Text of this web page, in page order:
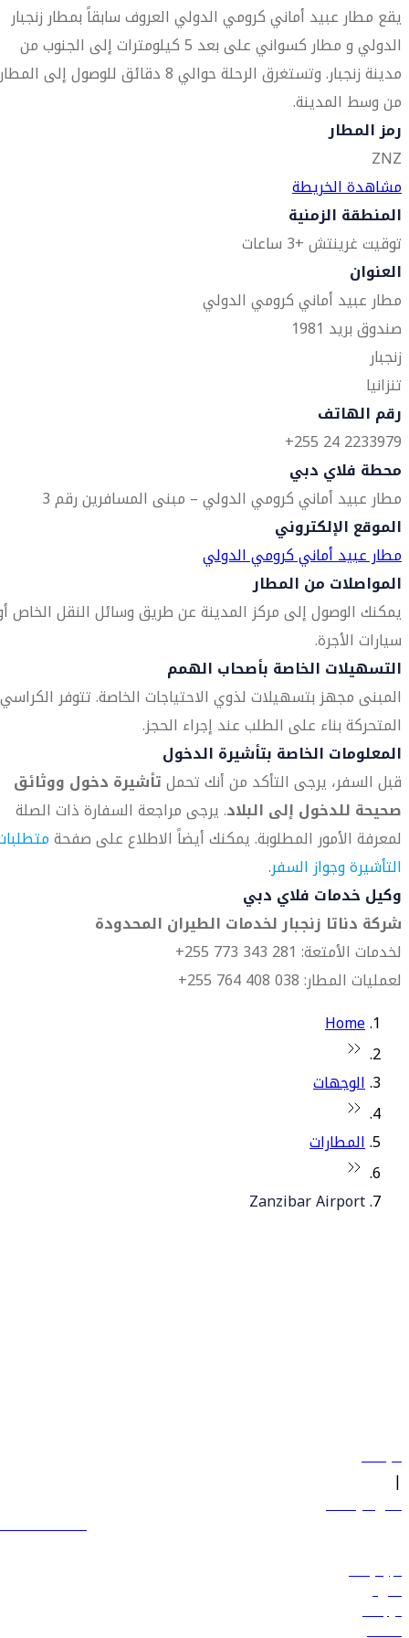
يقع مطار عبيد أماني كرومي الدولي العروف سابقاً بمطار زنجبار
الدولي و مطار كسواني على بعد 5 كيلومترات إلى الجنوب من
مدينة زنجبار. وتستغرق الرحلة حوالي 8 دقائق للوصول إلى المطار
من وسط المدينة.
رمز المطار
ZNZ
مشاهدة الخريطة
المنطقة الزمنية
توقيت غرينتش +3 ساعات
العنوان
مطار عبيد أماني كرومي الدولي
صندوق بريد 1981
زنجبار
تنزانيا
رقم الهاتف
2233979 24 255+
محطة فلاي دبي
مطار عبيد أماني كرومي الدولي – مبنى المسافرين رقم 3
الموقع الإلكتروني
مطار عبيد أماني كرومي الدولي
المواصلات من المطار
يمكنك الوصول إلى مركز المدينة عن طريق وسائل النقل الخاص
سيارات الأجرة.
التسهيلات الخاصة بأصحاب الهمم
المبنى مجهز بتسهيلات لذوي الاحتياجات الخاصة. تتوفر الكراسي
المتحركة بناء على الطلب عند إجراء الحجز.
المعلومات الخاصة بتأشيرة الدخول
قبل السفر، يرجى التأكد من أنك تحملتأشيرة دخول ووثائق
صحيحة للدخول إلى البلاد. يرجى مراجعة السفارة ذات الصلة
لمعرفة الأمور المطلوبة. يمكنك أيضاً الاطلاع على صفحة
التأشيرة وجواز السفر.
وكيل خدمات فلاي دبي
شركة دناتا زنجبار لخدمات الطيران المحدودة
لخدمات الأمتعة: 281 343 773 255+
لعمليات المطار: 038 408 764 255+
Home
الوجهات
المطارات
Zanzibar Airport
سياساتنا
|
الشروط والأحكام
600 544 445
حجز الرحلات
العروض
الوجهات
الأمتعة